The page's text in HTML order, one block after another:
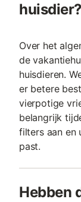
huisdier?
Over het
de
huisdieren.
er betere
vierpotige
belangrijk
filters aan en
past.
Hebben